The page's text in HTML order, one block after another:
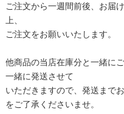
ご注文から一週間前後、お届
上、
ご注文をお願いいたします。
他商品の当店在庫分と一緒に
一緒に発送させて
いただきますので、発送まで
をご了承くださいませ。